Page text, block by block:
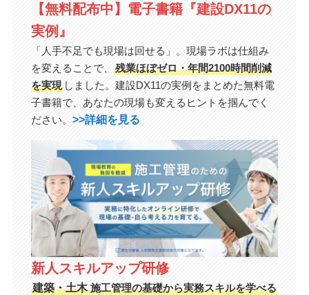
【無料配布中】電子書籍『建設DX11の
実例』
「人手不足でも現場は回せる」。現場ラボは仕組み
を変えることで、
残業ほぼゼロ・年間2100時間削減
を実現しました。建設DX11の実例をまとめた無料電
子書籍で、あなたの現場も変えるヒントを掴んでく
ださい。 >>詳細を見る
新人スキルアップ研修
建築・土木 施工管理の基礎から実務スキルを学べる